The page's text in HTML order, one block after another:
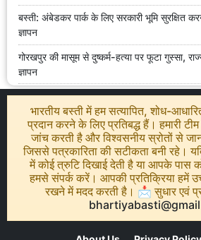
बस्ती: अंबेडकर पार्क के लिए सरकारी भूमि सुरक्षित
ज्ञापन
गोरखपुर की मासूम से दुष्कर्म-हत्या पर फूटा गुस्सा,
ज्ञापन
भारतीय बस्ती में हम सत्यापित, शोध-
प्रदान करने के लिए प्रतिबद्ध हैं। हमारी
जांच करती है और विश्वसनीय स्रोतों से
जिससे पत्रकारिता की सटीकता बनी रहे।
में कोई त्रुटि दिखाई देती है या आपके पास
हमसे संपर्क करें। आपकी प्रतिक्रिया हमें
रखने में मदद करती है। 📩 सुधार एवं